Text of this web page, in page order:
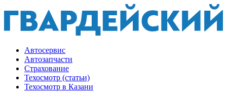
Автосервис
Автозапчасти
Страхование
Техосмотр (статьи)
Техосмотр в Казани